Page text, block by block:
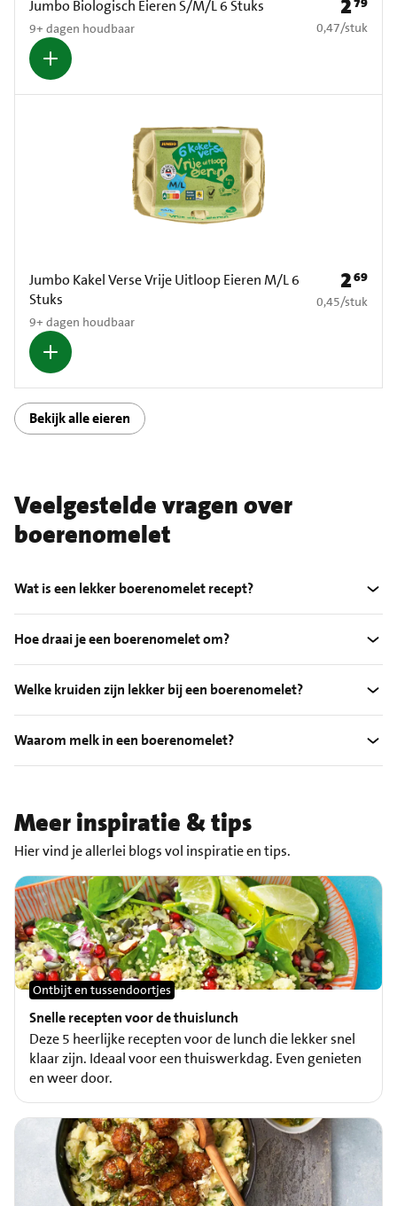
Jumbo Biologisch Eieren S/M/L 6 Stuks
9+ dagen houdbaar
Prijs: €
2
€ 0,47 per stuk
0,47/stuk
Jumbo Kakel Verse Vrije Uitloop Eieren M/L 6
Stuks
9+ dagen houdbaar
Prijs: €
269
€ 0,45 per stuk
0,45/stuk
Bekijk alle eieren
Veelgestelde vragen over
boerenomelet
Wat is een lekker boerenomelet recept?
Hoe draai je een boerenomelet om?
Welke kruiden zijn lekker bij een boerenomelet?
Waarom melk in een boerenomelet?
Meer inspiratie & tips
Hier vind je allerlei blogs vol inspiratie en tips.
Snelle recepten voor de thuislunch
Ontbijt en tussendoortjes
Deze 5 heerlijke recepten voor de lunch die lekker snel
klaar zijn. Ideaal voor een thuiswerkdag. Even genieten
en weer door.